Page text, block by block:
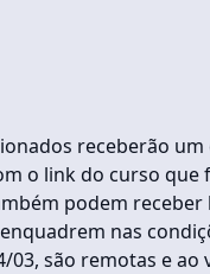
receberão um
o link do curso que
podem receber
nas
03, são remotas e ao